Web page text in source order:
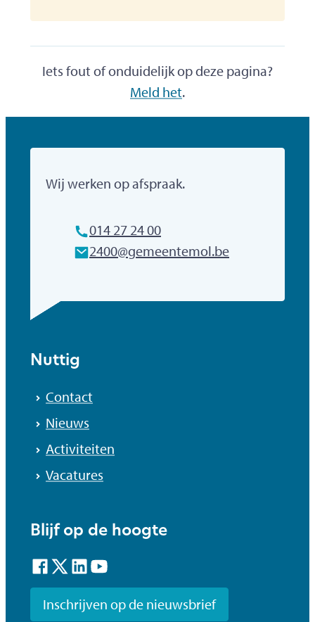
Iets fout of onduidelijk op deze pagina?
Meld het.
Gemeente Mol
Wij werken op afspraak.
014 27 24 00
E-mailadres
2400@gemeentemol.be
Nuttig
Contact
Nieuws
Activiteiten
Vacatures
Blijf op de hoogte
Facebook
TwitterLinkedInYouTube
Inschrijven op de nieuwsbrief